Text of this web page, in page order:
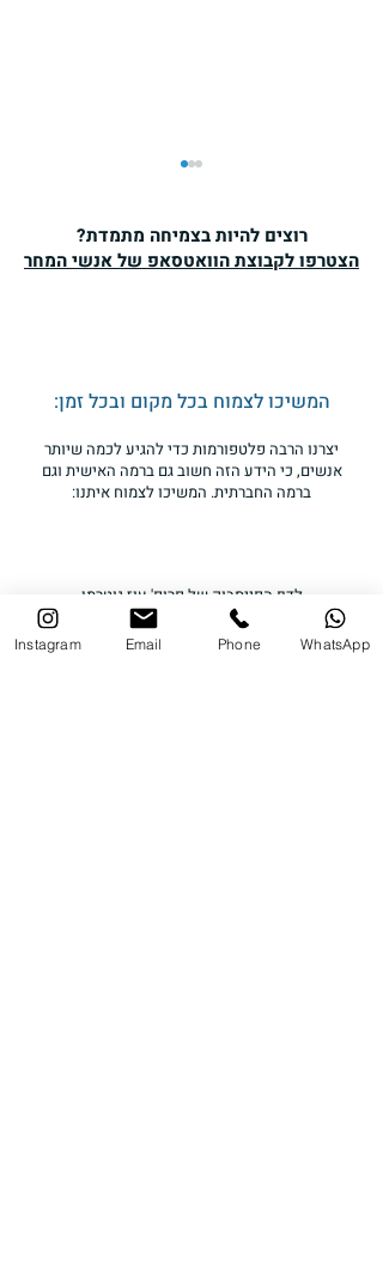
החכמים ביותר מחזיקים
בדעות המטופשות ביותר?
האם מדובר במגמה בכל
העולם?
רוצים להיות בצמיחה מתמדת?
הצטרפו לקבוצת הוואטסאפ של אנשי המחר
המשיכו לצמוח בכל מקום ובכל זמן:
יצרנו הרבה פלטפורמות כדי להגיע לכמה שיותר
אנשים, כי הידע הזה חשוב גם ברמה האישית וגם
ברמה החברתית. המשיכו לצמוח איתנו:
לדף הפייסבוק של פרופ' עוז גוטרמן
Instagram Email Phone WhatsApp